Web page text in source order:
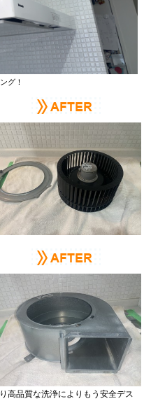
グ！
高品質な洗浄によりもう安全デス